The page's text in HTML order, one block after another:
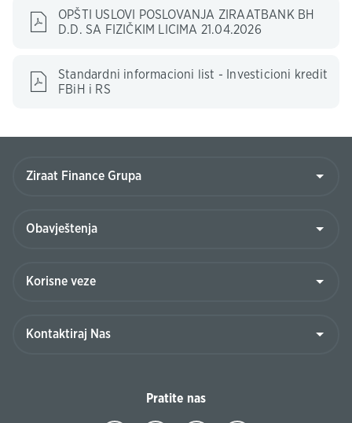
OPŠTI USLOVI POSLOVANJA ZIRAATBANK BH
D.D. SA FIZIČKIM LICIMA 21.04.2026
Standardni informacioni list - Investicioni kredit
FBiH i RS
Pratite nas